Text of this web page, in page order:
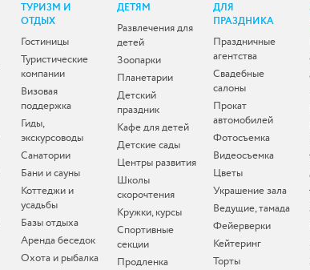
ТУРИЗМ И
ОТДЫХ
Гостиницы
Туристические
компании
Визовая
поддержка
Гиды,
экскурсоводы
Санатории
Бани и сауны
Коттеджи и
усадьбы
Базы отдыха
Аренда беседок
Охота и рыбалка
ДЕТЯМ
Развлечения для
детей
Зоопарки
Планетарии
Детский
праздник
Кафе для детей
Детские сады
Центры развития
Школы
скорочтения
Кружки, курсы
Спортивные
секции
Продленка
ДЛЯ
ПРАЗДНИКА
Праздничные
агентства
Свадебные
салоны
Прокат
автомобилей
Фотосъемка
Видеосъемка
Цветы
Украшение зала
Ведущие, тамада
Фейерверки
Кейтеринг
Торты